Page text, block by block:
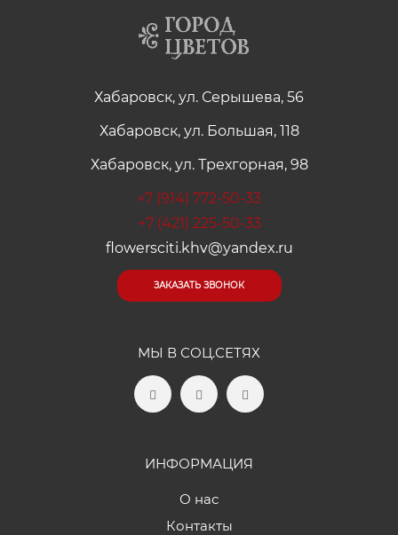
Хабаровск, ул. Серышева, 56
Хабаровск, ул. Большая, 118
Хабаровск, ул. Трехгорная, 98
+7 (914) 772-50-33
+7 (421) 225-50-33
flowersciti.khv@yandex.ru
ЗАКАЗАТЬ ЗВОНОК
МЫ В СОЦ.СЕТЯХ
ИНФОРМАЦИЯ
О нас
Контакты